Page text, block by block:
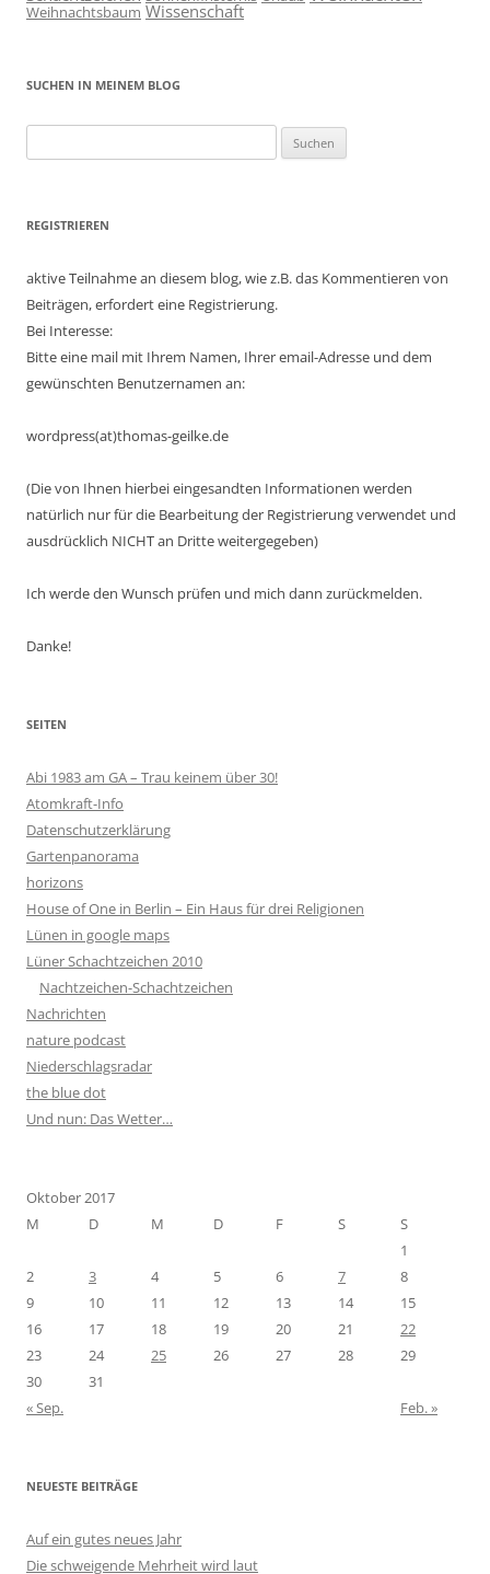
Weihnachtsbaum Wissenschaft
SUCHEN IN MEINEM BLOG
nach:
REGISTRIEREN
aktive Teilnahme an diesem blog, wie z.B. das Kommentieren von
Beiträgen, erfordert eine Registrierung.
Bei Interesse:
Bitte eine mail mit Ihrem Namen, Ihrer email-Adresse und dem
gewünschten Benutzernamen an:
wordpress(at)thomas-geilke.de
(Die von Ihnen hierbei eingesandten Informationen werden
natürlich nur für die Bearbeitung der Registrierung verwendet und
ausdrücklich NICHT an Dritte weitergegeben)
Ich werde den Wunsch prüfen und mich dann zurückmelden.
Danke!
SEITEN
Abi 1983 am GA – Trau keinem über 30!
Atomkraft-Info
Datenschutzerklärung
Gartenpanorama
horizons
House of One in Berlin – Ein Haus für drei Religionen
Lünen in google maps
Lüner Schachtzeichen 2010
Nachtzeichen-Schachtzeichen
Nachrichten
nature podcast
Niederschlagsradar
the blue dot
Und nun: Das Wetter…
Oktober 2017
M
D M D F S
S
1
2
3 4 5 6 7
8
9
10 11 12 13 14
15
16
17 18 19 20 21
22
23
24 25 26 27 28
29
30
31
« Sep.
Feb. »
NEUESTE BEITRÄGE
Auf ein gutes neues Jahr
Die schweigende Mehrheit wird laut